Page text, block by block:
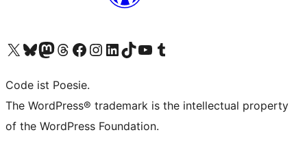
Unser X-Konto (früher Twitter) besuchen
Unser Bluesky-Konto besuchen
Unser Mastodon-Konto besuchen
Unser Threads-Konto besuchen
Unsere Facebook-Seite besuchen
Unser Instagram-Konto besuchen
Unser LinkedIn-Konto besuchen
Unser TikTok-Konto besuchen
Unseren YouTube-Kanal besuchen
Unser Tumblr-Konto besuchen
Code ist Poesie.
The WordPress® trademark is the intellectual property
of the WordPress Foundation.